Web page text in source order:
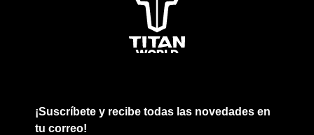
¡Suscríbete y recibe todas las novedades en
tu correo!